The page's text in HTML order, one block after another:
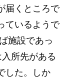
届くところで
ているようで
施設であっ
所先がある
した。しか